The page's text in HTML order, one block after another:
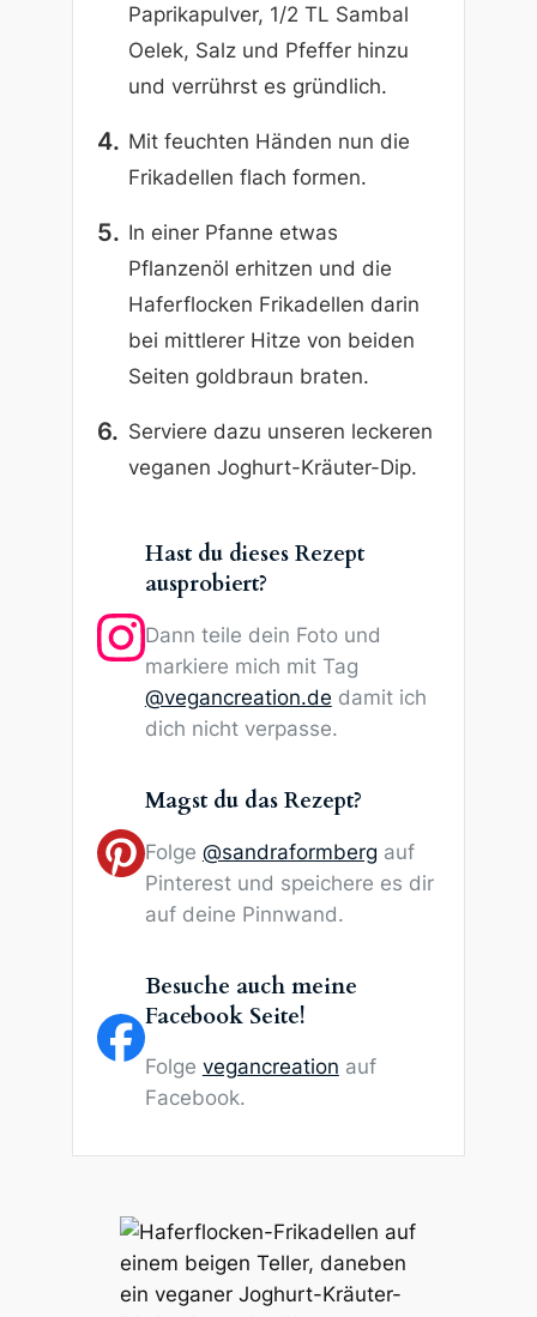
Paprikapulver, 1/2 TL Sambal
Oelek, Salz und Pfeffer hinzu
und verrührst es gründlich.
Mit feuchten Händen nun die
Frikadellen flach formen.
In einer Pfanne etwas
Pflanzenöl erhitzen und die
Haferflocken Frikadellen darin
bei mittlerer Hitze von beiden
Seiten goldbraun braten.
Serviere dazu unseren leckeren
veganen Joghurt-Kräuter-Dip.
Hast du dieses Rezept
ausprobiert?
Dann teile dein Foto und
markiere mich mit Tag
@vegancreation.de damit ich
dich nicht verpasse.
Magst du das Rezept?
Folge @sandraformberg auf
Pinterest und speichere es dir
auf deine Pinnwand.
Besuche auch meine
Facebook Seite!
Folge vegancreation auf
Facebook.